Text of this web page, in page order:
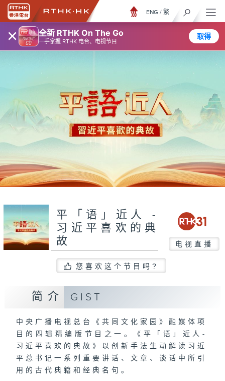
× 全新 RTHK On The Go
一手掌握 RTHK 电台、电视节目
取得
ENG / 繁
平「语」近人 -
习近平喜欢的典
故
电视直播
您喜欢这个节目吗?
简介 GIST
中央广播电视总台《共同文化家园》融媒体项
目的四辑精编版节目之一。《平「语」近人-
习近平喜欢的典故》以创新手法生动解读习近
平总书记一系列重要讲话、文章、谈话中所引
用的古代典籍和经典名句。